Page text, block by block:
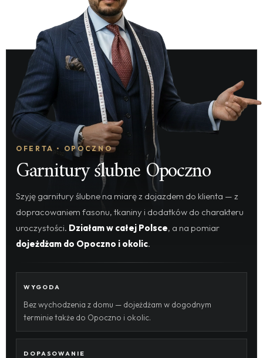
OFERTA • OPOCZNO
Garnitury ślubne Opoczno
Szyję garnitury ślubne na miarę z dojazdem do klienta — z
dopracowaniem fasonu, tkaniny i dodatków do charakteru
uroczystości. Działam w całej Polsce, a na pomiar
dojeżdżam do Opoczno i okolic.
WYGODA
Bez wychodzenia z domu — dojeżdżam w dogodnym
terminie także do Opoczno i okolic.
DOPASOWANIE